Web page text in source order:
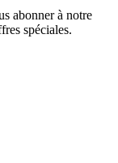
abonner à notre
spéciales.